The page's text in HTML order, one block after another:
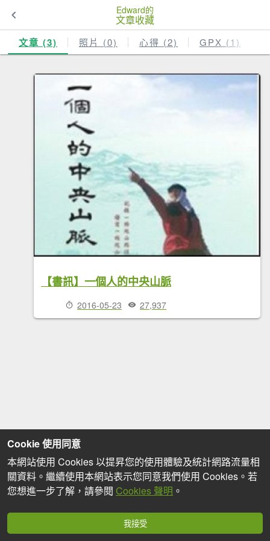
Edward的
文章收藏
文章 (3) 照片 (0) 心得 (2) GPX (1)
【書訊】一個人的中央山脈
2016-05-23 27,937
Cookie 使用同意
本網站使用 Cookies 以提昇您的使用體驗及統計網路流量相
關資料。繼續使用本網站表示您同意我們使用 Cookies。若
您想進一步了解，請參閱 Cookies 聲明 。
我接受